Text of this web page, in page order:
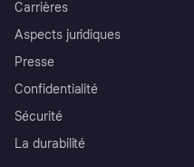
Carrières
Aspects juridiques
Presse
Confidentialité
Sécurité
La durabilité